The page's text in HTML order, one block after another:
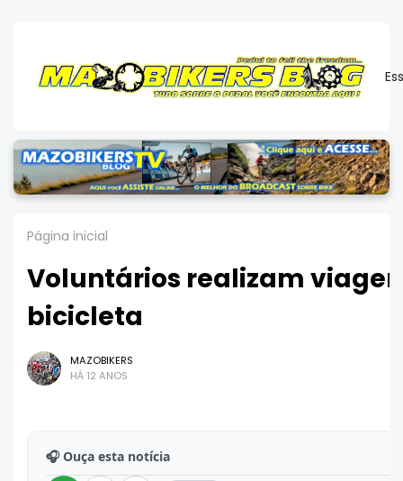
Página inicial
Voluntários realizam
bicicleta
MAZOBIKERS
HÁ 12 ANOS
🎧 Ouça esta notícia